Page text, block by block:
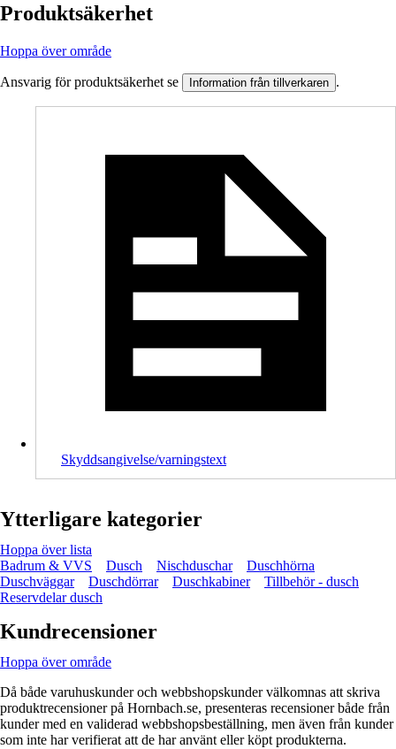
Produktsäkerhet
Hoppa över område
Ansvarig för produktsäkerhet se Information från tillverkaren .
Skyddsangivelse/varningstext
Ytterligare kategorier
Hoppa över lista
Badrum & VVS
Dusch Nischduschar
Duschhörna
Duschväggar
Duschdörrar Duschkabiner
Tillbehör - dusch
Reservdelar dusch
Kundrecensioner
Hoppa över område
Då både varuhuskunder och webbshopskunder välkomnas att skriva
produktrecensioner på Hornbach.se, presenteras recensioner både från
kunder med en validerad webbshopsbeställning, men även från kunder
som inte har verifierat att de har använt eller köpt produkterna.